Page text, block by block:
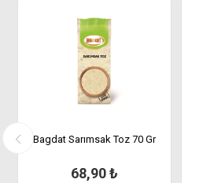
Bagdat Sarımsak Toz 70 Gr
68,90 ₺